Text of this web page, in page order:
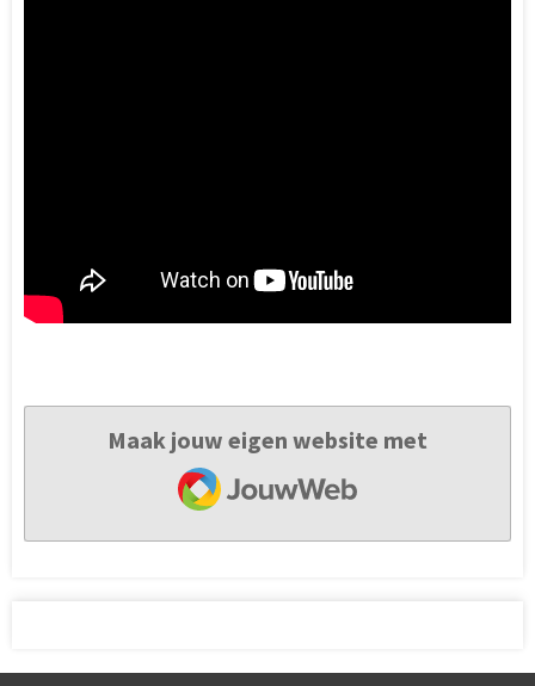
Maak jouw eigen website met
JouwWeb